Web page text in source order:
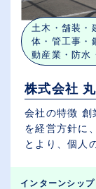
土木・舗装・
体・管工事・
動産業・防水
株式会社
会社の特徴 創業73年、『地域とともに 人とともに』
を経営方針に
とより、個人
インターンシップ